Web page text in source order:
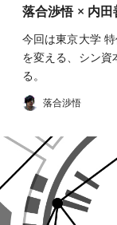
落合渉悟 × 内田
今回は東京大学
を変える、シン資
る。
落合渉悟